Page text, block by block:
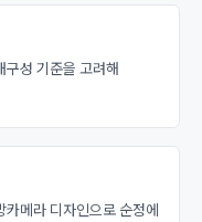
성 기준을 고려해
메라 디자인으로 순정에